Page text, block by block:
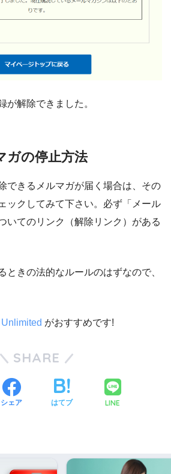
が解除できました。
ガの停止方法
できるメルマガが届く場合は、その
ックしてみて下さい。必ず「メール
いてのリンク（解除リンク）がある
ときの法的なルールのはずなので、
がおすすめです!
SHARE
シェア はてブ LINE